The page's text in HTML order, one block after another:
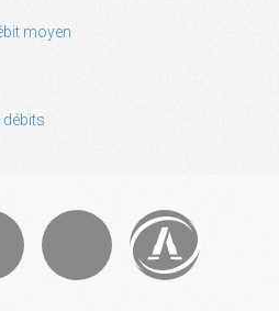
moyen